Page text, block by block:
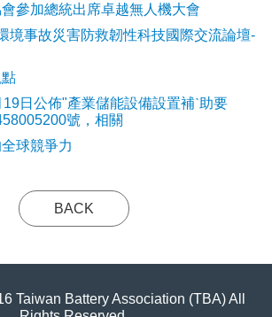
參加總統出席卓越無人機大會
境事故災害防救韌性科技國際交流論壇-
日公佈"產業儲能設備設置補ˋ助要
號，相關
球競爭力
BACK
Taiwan Battery Association (TBA) All